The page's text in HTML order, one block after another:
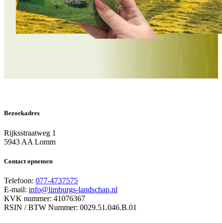
Bezoekadres
Rijksstraatweg 1
5943 AA Lomm
Contact opnemen
Telefoon: 077-4737575
E-mail: info@limburgs-landschap.nl
KVK nummer: 41076367
RSIN / BTW Nummer: 0029.51.046.B.01